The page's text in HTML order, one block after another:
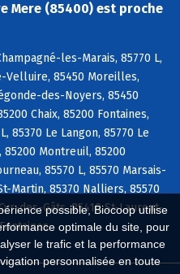
possible, Biocoop utilise
optimale du site, pour
le trafic et la performance
personnalisée en toute
Mere (85400) est proche
les-Marais, 85770 L,
Velluire, 85450 Moreilles,
des-Noyers, 85450
Chaix, 85200 Fontaines,
85370 Le Langon, 85770 Le
Montreuil, 85200
85570 L, 85570 Marsais-
Martin, 85370 Nalliers, 85570
des-Gâts, 85410 St-Laurent-